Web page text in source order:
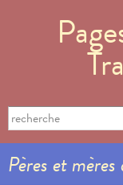
Formulaire
Search this site
Pères et